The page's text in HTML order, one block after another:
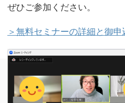
ぜひご参加ください。
＞無料セミナーの詳細と御申